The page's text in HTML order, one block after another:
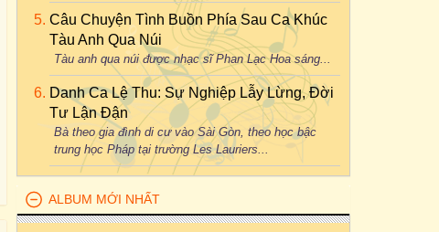
Câu Chuyện Tình Buồn Phía Sau Ca Khúc
Tàu Anh Qua Núi
Tàu anh qua núi được nhạc sĩ Phan Lạc Hoa sáng...
Danh Ca Lệ Thu: Sự Nghiệp Lẫy Lừng, Đời
Tư Lận Đận
Bà theo gia đình di cư vào Sài Gòn, theo học bậc
trung học Pháp tại trường Les Lauriers...
ALBUM MỚI NHẤT